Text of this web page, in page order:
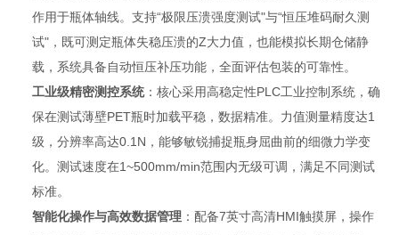
作用于瓶体轴线。支持“极限压溃强度测试"与“恒压堆码耐久测
试"，既可测定瓶体失稳压溃的Z大力值，也能模拟长期仓储静
载，系统具备自动恒压补压功能，全面评估包装的可靠性。
工业级精密测控系统：核心采用高稳定性PLC工业控制系统，确
保在测试薄壁PET瓶时加载平稳，数据精准。力值测量精度达1
级，分辨率高达0.1N，能够敏锐捕捉瓶身屈曲前的细微力学变
化。测试速度在1~500mm/min范围内无级可调，满足不同测试
标准。
智能化操作与高效数据管理：配备7英寸高清HMI触摸屏，操作